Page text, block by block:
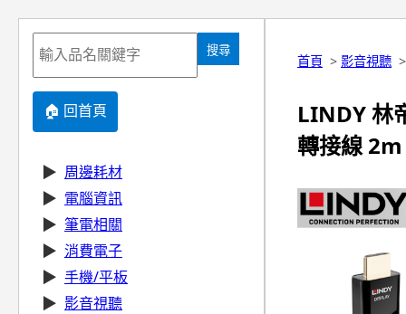
搜尋
🏠 回首頁
▶ 周邊耗材
▶ 電腦資訊
▶ 筆電相關
▶ 消費電子
▶ 手機/平板
▶ 影音視聽
首頁 > 影音視聽
LINDY 林
轉接線